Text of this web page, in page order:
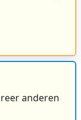
anderen